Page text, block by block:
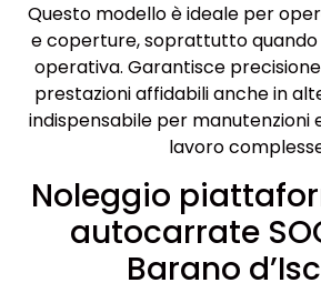
Questo modello è ideale per
e coperture, soprattutto
operativa. Garantisce
prestazioni affidabili anche in
indispensabile per manutenzioni
lavoro
Noleggio
autocarrate
Barano